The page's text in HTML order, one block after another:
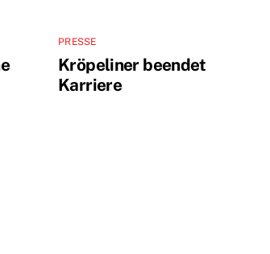
PRESSE
Kröpeliner beendet
Karriere